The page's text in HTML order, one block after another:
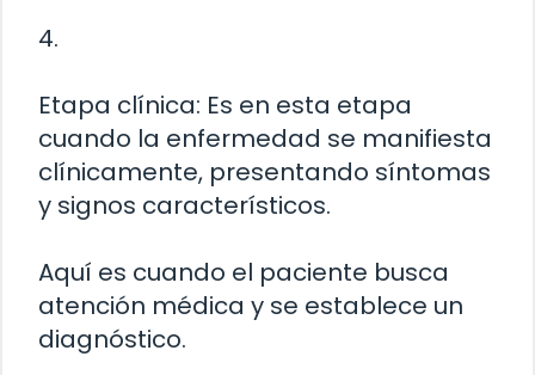
4.
Etapa clínica: Es en esta etapa
cuando la enfermedad se manifiesta
clínicamente, presentando síntomas
y signos característicos.
Aquí es cuando el paciente busca
atención médica y se establece un
diagnóstico.